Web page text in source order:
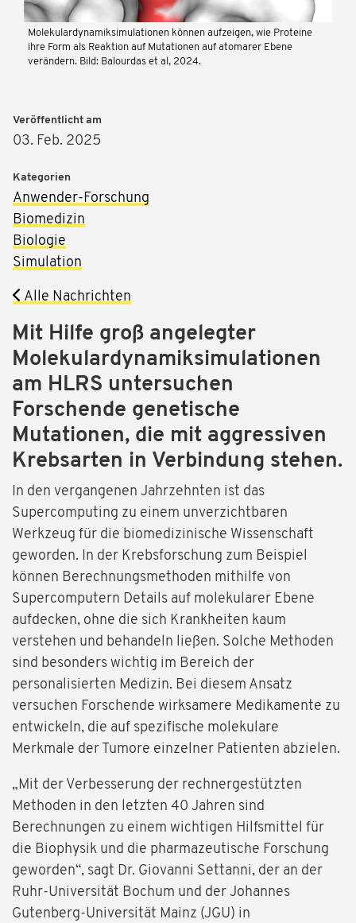
Molekulardynamiksimulationen können aufzeigen, wie Proteine
ihre Form als Reaktion auf Mutationen auf atomarer Ebene
verändern. Bild: Balourdas et al, 2024.
Mit Hilfe groß angelegter
Molekulardynamiksimulationen
am HLRS untersuchen
Forschende genetische
Mutationen, die mit aggressiven
Krebsarten in Verbindung stehen.
In den vergangenen Jahrzehnten ist das
Supercomputing zu einem unverzichtbaren
Werkzeug für die biomedizinische Wissenschaft
geworden. In der Krebsforschung zum Beispiel
können Berechnungsmethoden mithilfe von
Supercomputern Details auf molekularer Ebene
aufdecken, ohne die sich Krankheiten kaum
verstehen und behandeln ließen. Solche Methoden
sind besonders wichtig im Bereich der
personalisierten Medizin. Bei diesem Ansatz
versuchen Forschende wirksamere Medikamente zu
entwickeln, die auf spezifische molekulare
Merkmale der Tumore einzelner Patienten abzielen.
Veröffentlicht am
03. Feb. 2025
Kategorien
Anwender-Forschung
Biomedizin
Biologie
Simulation
Alle Nachrichten
„Mit der Verbesserung der rechnergestützten
Methoden in den letzten 40 Jahren sind
Berechnungen zu einem wichtigen Hilfsmittel für
die Biophysik und die pharmazeutische Forschung
geworden“, sagt Dr. Giovanni Settanni, der an der
Ruhr-Universität Bochum und der Johannes
Gutenberg-Universität Mainz (JGU) in